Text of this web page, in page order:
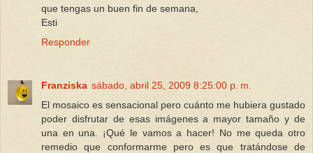
que tengas un buen fin de semana,
Esti
Responder
Franziska sábado, abril 25, 2009 8:25:00 p. m.
El mosaico es sensacional pero cuánto me hubiera gustado
poder disfrutar de esas imágenes a mayor tamaño y de
una en una. ¡Qué le vamos a hacer! No me queda otro
remedio que conformarme pero es que tratándose de